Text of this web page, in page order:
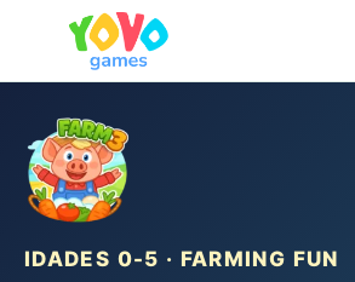
IDADES 0-5 · FARMING FUN